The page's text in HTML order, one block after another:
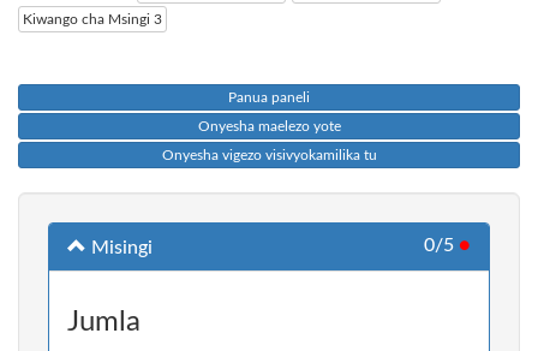
Kiwango cha Msingi 3
Panua paneli
Onyesha maelezo yote
Onyesha vigezo visivyokamilika tu
Misingi 0/5 ●
Jumla